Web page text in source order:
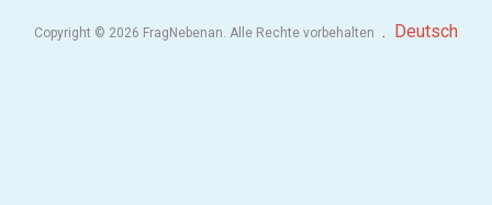
Copyright © 2026 FragNebenan. Alle Rechte vorbehalten . Deutsch